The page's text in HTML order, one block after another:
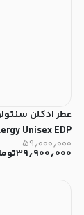
Unisex EDP
۵۹٫۰۰۰٫۰۰۰
۳۹٫۹۰۰٫۰۰۰